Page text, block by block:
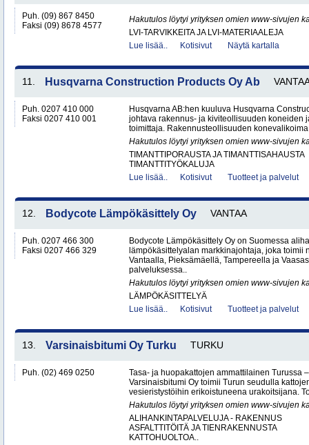
Puh. (09) 867 8450
Faksi (09) 8678 4577
Hakutulos löytyi yrityksen omien www-sivujen
LVI-TARVIKKEITA JA LVI-MATERIAALEJA
Lue lisää..
Kotisivut Näytä kartalla
11. Husqvarna Construction Products Oy Ab
Puh. 0207 410 000
Faksi 0207 410 001
Husqvarna AB:hen kuuluva Husqvarna
johtava rakennus- ja kiviteollisuuden koneiden
toimittaja. Rakennusteollisuuden
Hakutulos löytyi yrityksen omien www-sivujen
TIMANTTIPORAUSTA JA TIMANTTISAHAUSTA
TIMANTTITYÖKALUJA
Lue lisää..
Kotisivut Tuotteet ja palvelut
12. Bodycote Lämpökäsittely Oy VANTAA
Puh. 0207 466 300
Faksi 0207 466 329
Bodycote Lämpökäsittely Oy on Suomessa
lämpökäsittelyalan markkinajohtaja, joka toimii
Vantaalla, Pieksämäellä, Tampereella ja
palveluksessa..
Hakutulos löytyi yrityksen omien www-sivujen
LÄMPÖKÄSITTELYÄ
Lue lisää..
Kotisivut Tuotteet ja palvelut
13. Varsinaisbitumi Oy Turku TURKU
Puh. (02) 469 0250
Tasa- ja huopakattojen ammattilainen Turussa
Varsinaisbitumi Oy toimii Turun seudulla
vesieristystöihin erikoistuneena urakoitsijana.
Hakutulos löytyi yrityksen omien www-sivujen
ALIHANKINTAPALVELUJA - RAKENNUS
ASFALTTITÖITÄ JA TIENRAKENNUSTA
KATTOHUOLTOA..